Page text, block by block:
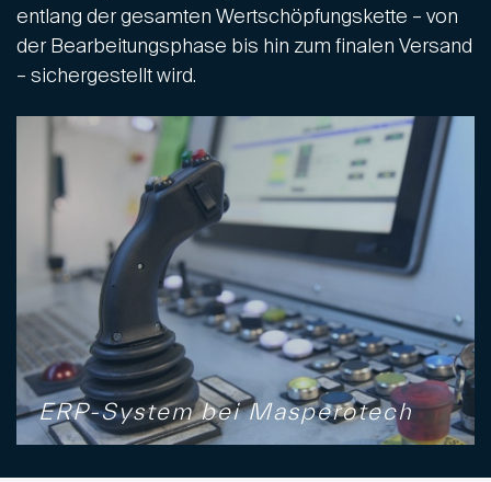
entlang der gesamten Wertschöpfungskette – von
der Bearbeitungsphase bis hin zum finalen Versand
– sichergestellt wird.
ERP-System bei Masperotech